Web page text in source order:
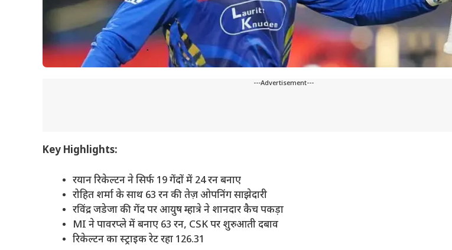
---Advertisement---
Key Highlights:
रयान रिकेल्टन ने सिर्फ 19 गेंदों में 24 रन बनाए
रोहित शर्मा के साथ 63 रन की तेज़ ओपनिंग साझेदारी
रविंद्र जडेजा की गेंद पर आयुष म्हात्रे ने शानदार कैच पकड़ा
MI ने पावरप्ले में बनाए 63 रन, CSK पर शुरुआती दबाव
रिकेल्टन का स्ट्राइक रेट रहा 126.31